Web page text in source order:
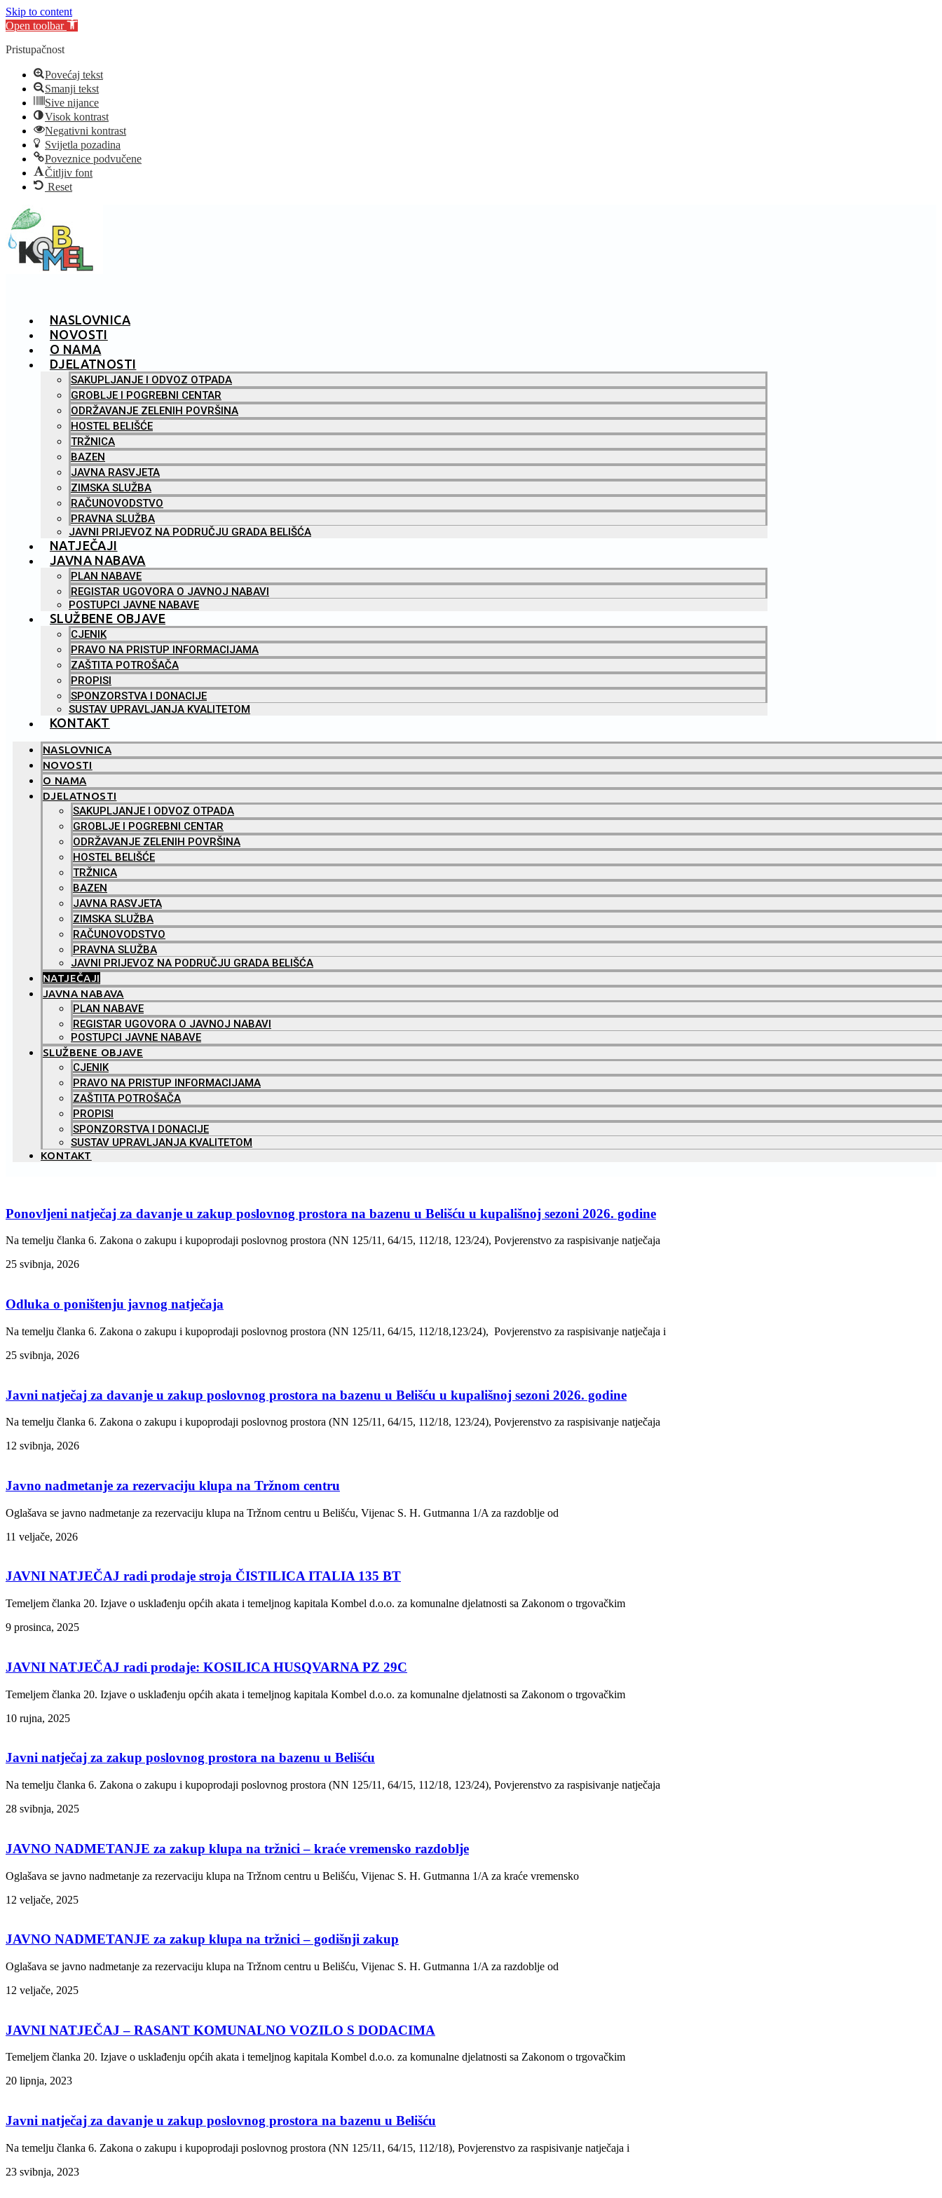
Skip to content
Open toolbar
Pristupačnost
Povećaj tekst
Smanji tekst
Sive nijance
Visok kontrast
Negativni kontrast
Svijetla pozadina
Poveznice podvučene
Čitljiv font
Reset
NASLOVNICA
NOVOSTI
O NAMA
DJELATNOSTI
SAKUPLJANJE I ODVOZ OTPADA
GROBLJE I POGREBNI CENTAR
ODRŽAVANJE ZELENIH POVRŠINA
HOSTEL BELIŠĆE
TRŽNICA
BAZEN
JAVNA RASVJETA
ZIMSKA SLUŽBA
RAČUNOVODSTVO
PRAVNA SLUŽBA
JAVNI PRIJEVOZ NA PODRUČJU GRADA BELIŠĆA
NATJEČAJI
JAVNA NABAVA
PLAN NABAVE
REGISTAR UGOVORA O JAVNOJ NABAVI
POSTUPCI JAVNE NABAVE
SLUŽBENE OBJAVE
CJENIK
PRAVO NA PRISTUP INFORMACIJAMA
ZAŠTITA POTROŠAČA
PROPISI
SPONZORSTVA I DONACIJE
SUSTAV UPRAVLJANJA KVALITETOM
KONTAKT
NASLOVNICA
NOVOSTI
O NAMA
DJELATNOSTI
SAKUPLJANJE I ODVOZ OTPADA
GROBLJE I POGREBNI CENTAR
ODRŽAVANJE ZELENIH POVRŠINA
HOSTEL BELIŠĆE
TRŽNICA
BAZEN
JAVNA RASVJETA
ZIMSKA SLUŽBA
RAČUNOVODSTVO
PRAVNA SLUŽBA
JAVNI PRIJEVOZ NA PODRUČJU GRADA BELIŠĆA
NATJEČAJI
JAVNA NABAVA
PLAN NABAVE
REGISTAR UGOVORA O JAVNOJ NABAVI
POSTUPCI JAVNE NABAVE
SLUŽBENE OBJAVE
CJENIK
PRAVO NA PRISTUP INFORMACIJAMA
ZAŠTITA POTROŠAČA
PROPISI
SPONZORSTVA I DONACIJE
SUSTAV UPRAVLJANJA KVALITETOM
KONTAKT
Ponovljeni natječaj za davanje u zakup poslovnog prostora na bazenu u Belišću u kupališnoj sezoni 2026. godine
Na temelju članka 6. Zakona o zakupu i kupoprodaji poslovnog prostora (NN 125/11, 64/15, 112/18, 123/24), Povjerenstvo za raspisivanje natječaja
25 svibnja, 2026
Odluka o poništenju javnog natječaja
Na temelju članka 6. Zakona o zakupu i kupoprodaji poslovnog prostora (NN 125/11, 64/15, 112/18,123/24), Povjerenstvo za raspisivanje natječaja i
25 svibnja, 2026
Javni natječaj za davanje u zakup poslovnog prostora na bazenu u Belišću u kupališnoj sezoni 2026. godine
Na temelju članka 6. Zakona o zakupu i kupoprodaji poslovnog prostora (NN 125/11, 64/15, 112/18, 123/24), Povjerenstvo za raspisivanje natječaja
12 svibnja, 2026
Javno nadmetanje za rezervaciju klupa na Tržnom centru
Oglašava se javno nadmetanje za rezervaciju klupa na Tržnom centru u Belišću, Vijenac S. H. Gutmanna 1/A za razdoblje od
11 veljače, 2026
JAVNI NATJEČAJ radi prodaje stroja ČISTILICA ITALIA 135 BT
Temeljem članka 20. Izjave o usklađenju općih akata i temeljnog kapitala Kombel d.o.o. za komunalne djelatnosti sa Zakonom o trgovačkim
9 prosinca, 2025
JAVNI NATJEČAJ radi prodaje: KOSILICA HUSQVARNA PZ 29C
Temeljem članka 20. Izjave o usklađenju općih akata i temeljnog kapitala Kombel d.o.o. za komunalne djelatnosti sa Zakonom o trgovačkim
10 rujna, 2025
Javni natječaj za zakup poslovnog prostora na bazenu u Belišću
Na temelju članka 6. Zakona o zakupu i kupoprodaji poslovnog prostora (NN 125/11, 64/15, 112/18, 123/24), Povjerenstvo za raspisivanje natječaja
28 svibnja, 2025
JAVNO NADMETANJE za zakup klupa na tržnici – kraće vremensko razdoblje
Oglašava se javno nadmetanje za rezervaciju klupa na Tržnom centru u Belišću, Vijenac S. H. Gutmanna 1/A za kraće vremensko
12 veljače, 2025
JAVNO NADMETANJE za zakup klupa na tržnici – godišnji zakup
Oglašava se javno nadmetanje za rezervaciju klupa na Tržnom centru u Belišću, Vijenac S. H. Gutmanna 1/A za razdoblje od
12 veljače, 2025
JAVNI NATJEČAJ – RASANT KOMUNALNO VOZILO S DODACIMA
Temeljem članka 20. Izjave o usklađenju općih akata i temeljnog kapitala Kombel d.o.o. za komunalne djelatnosti sa Zakonom o trgovačkim
20 lipnja, 2023
Javni natječaj za davanje u zakup poslovnog prostora na bazenu u Belišću
Na temelju članka 6. Zakona o zakupu i kupoprodaji poslovnog prostora (NN 125/11, 64/15, 112/18), Povjerenstvo za raspisivanje natječaja i
23 svibnja, 2023